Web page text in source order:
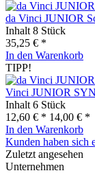
da Vinci JUNIOR
Inhalt 8 Stück
35,25 € *
In den Warenkorb
TIPP!
Vinci JUNIOR
Inhalt 6 Stück
12,60 € * 14,00 € *
In den Warenkorb
Kunden haben sich
Zuletzt angesehen
Unternehmen